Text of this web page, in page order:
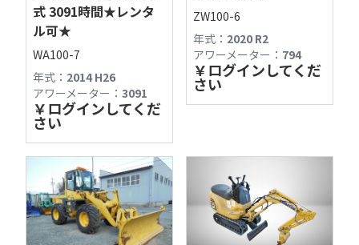
式 3091時間★レンタ
ル可★
WA100-7
年式： 2014 H26
アワーメーター： 3091
￥ログインしてくだ
さい
ZW100-6
年式： 2020 R2
アワーメーター： 794
￥ログインしてくだ
さい